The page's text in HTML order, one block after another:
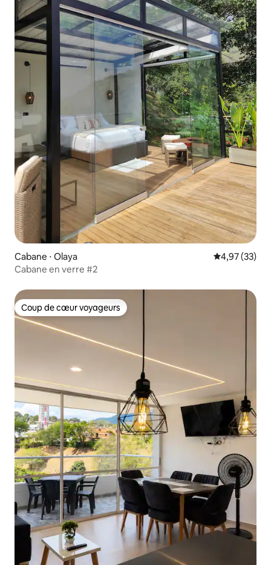
Cabane ⋅ Olaya Évaluation
4,97 (33)
Cabane en verre #2
Coup de cœur voyageurs
Coup de cœur voyageurs